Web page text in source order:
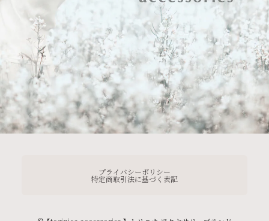
プライバシーポリシー
特定商取引法に基づく表記